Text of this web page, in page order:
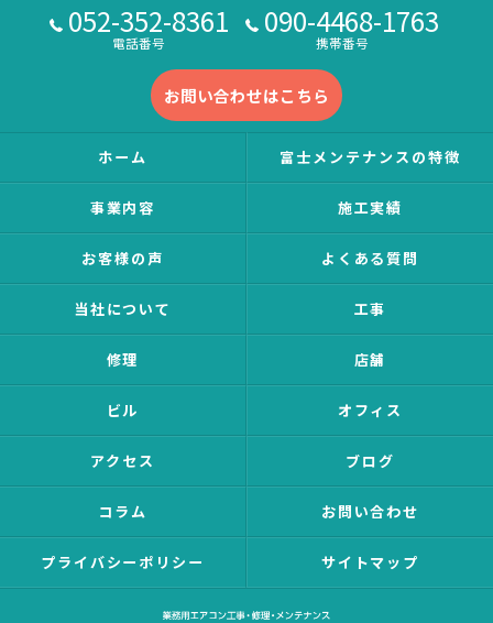
052-352-8361
電話番号
090-4468-1763
携帯番号
お問い合わせはこちら
ホーム 富士メンテナンスの特徴
事業内容 施工実績
お客様の声 よくある質問
当社について 工事
修理 店舗
ビル オフィス
アクセス ブログ
コラム お問い合わせ
プライバシーポリシー サイトマップ